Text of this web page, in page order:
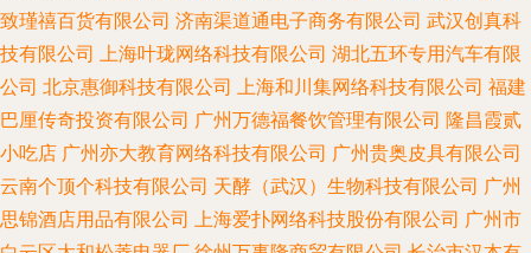
致瑾禧百货有限公司 济南渠道通电子商务有限公司 武汉创真科
技有限公司 上海叶珑网络科技有限公司 湖北五环专用汽车有限
公司 北京惠御科技有限公司 上海和川集网络科技有限公司 福建
巴厘传奇投资有限公司 广州万德福餐饮管理有限公司 隆昌霞贰
小吃店 广州亦大教育网络科技有限公司 广州贵奥皮具有限公司
云南个顶个科技有限公司 天酵（武汉）生物科技有限公司 广州
思锦酒店用品有限公司 上海爱扑网络科技股份有限公司 广州市